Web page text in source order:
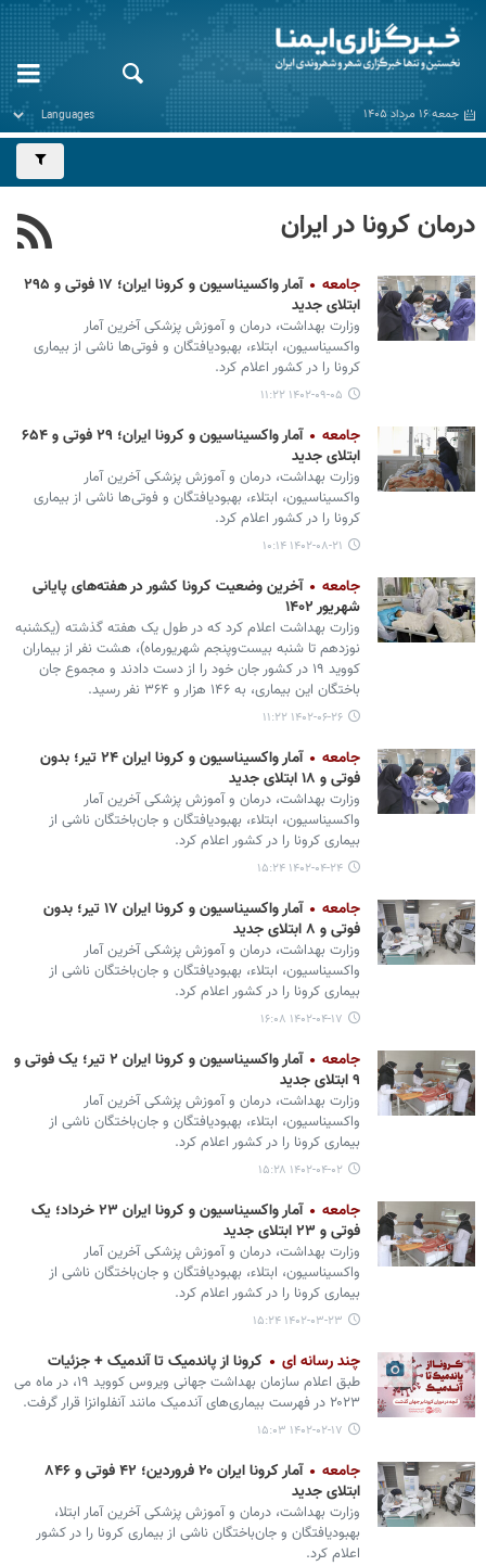
جمعه ۱۶ مرداد ۱۴۰۵
درمان کرونا در ایران
جامعه
آمار واکسیناسیون و کرونا ایران؛ ۱۷ فوتی و ۲۹۵
ابتلای جدید
وزارت بهداشت، درمان و آموزش پزشکی آخرین آمار
واکسیناسیون، ابتلاء، بهبودیافتگان و فوتی‌ها ناشی از بیماری
کرونا را در کشور اعلام کرد.
۱۴۰۲-۰۹-۰۵ ۱۱:۲۲
جامعه
آمار واکسیناسیون و کرونا ایران؛ ۲۹ فوتی و ۶۵۴
ابتلای جدید
وزارت بهداشت، درمان و آموزش پزشکی آخرین آمار
واکسیناسیون، ابتلاء، بهبودیافتگان و فوتی‌ها ناشی از بیماری
کرونا را در کشور اعلام کرد.
۱۴۰۲-۰۸-۲۱ ۱۰:۱۴
جامعه
آخرین وضعیت کرونا کشور در هفته‌های پایانی
شهریور ۱۴۰۲
وزارت بهداشت اعلام کرد که در طول یک هفته گذشته (یکشنبه
نوزدهم تا شنبه بیست‌وپنجم شهریورماه)، هشت نفر از بیماران
کووید ۱۹ در کشور جان خود را از دست دادند و مجموع جان
باختگان این بیماری، به ۱۴۶ هزار و ۳۶۴ نفر رسید.
۱۴۰۲-۰۶-۲۶ ۱۱:۲۲
جامعه
آمار واکسیناسیون و کرونا ایران ۲۴ تیر؛ بدون
فوتی و ۱۸ ابتلای جدید
وزارت بهداشت، درمان و آموزش پزشکی آخرین آمار
واکسیناسیون، ابتلاء، بهبودیافتگان و جان‌باختگان ناشی از
بیماری کرونا را در کشور اعلام کرد.
۱۴۰۲-۰۴-۲۴ ۱۵:۲۴
جامعه
آمار واکسیناسیون و کرونا ایران ۱۷ تیر؛ بدون
فوتی و ۸ ابتلای جدید
وزارت بهداشت، درمان و آموزش پزشکی آخرین آمار
واکسیناسیون، ابتلاء، بهبودیافتگان و جان‌باختگان ناشی از
بیماری کرونا را در کشور اعلام کرد.
۱۴۰۲-۰۴-۱۷ ۱۶:۰۸
جامعه
آمار واکسیناسیون و کرونا ایران ۲ تیر؛ یک فوتی و
۹ ابتلای جدید
وزارت بهداشت، درمان و آموزش پزشکی آخرین آمار
واکسیناسیون، ابتلاء، بهبودیافتگان و جان‌باختگان ناشی از
بیماری کرونا را در کشور اعلام کرد.
۱۴۰۲-۰۴-۰۲ ۱۵:۲۸
جامعه
آمار واکسیناسیون و کرونا ایران ۲۳ خرداد؛ یک
فوتی و ۲۳ ابتلای جدید
وزارت بهداشت، درمان و آموزش پزشکی آخرین آمار
واکسیناسیون، ابتلاء، بهبودیافتگان و جان‌باختگان ناشی از
بیماری کرونا را در کشور اعلام کرد.
۱۴۰۲-۰۳-۲۳ ۱۵:۲۴
چند رسانه ای کرونا از پاندمیک تا آندمیک + جزئیات
طبق اعلام سازمان بهداشت جهانی ویروس کووید ۱۹، در ماه می
۲۰۲۳ در فهرست بیماری‌های آندمیک مانند آنفلوانزا قرار گرفت.
۱۴۰۲-۰۲-۱۷ ۱۵:۰۳
جامعه
آمار کرونا ایران ۲۰ فروردین؛ ۴۲ فوتی و ۸۴۶
ابتلای جدید
وزارت بهداشت، درمان و آموزش پزشکی آخرین آمار ابتلا،
بهبودیافتگان و جان‌باختگان ناشی از بیماری کرونا را در کشور
اعلام کرد.